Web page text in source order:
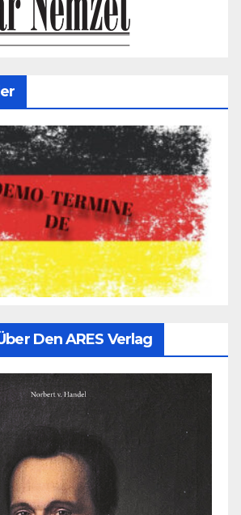
Den ARES Verlag